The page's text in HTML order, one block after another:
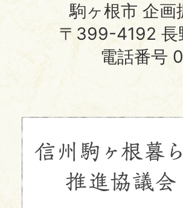
ト
駒ヶ根市 企画
〒399-4192 長
電話番号